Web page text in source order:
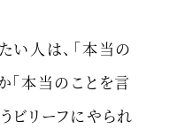
い人は、「本当の
「本当のことを言
ビリーフにやられ